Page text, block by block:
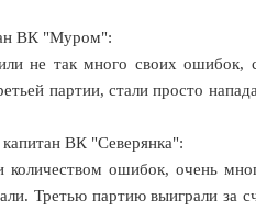
ВК "Муром":
не так много своих ошибок,
партии, стали просто
ВК "Северянка":
ошибок, очень
Третью партию выиграли за